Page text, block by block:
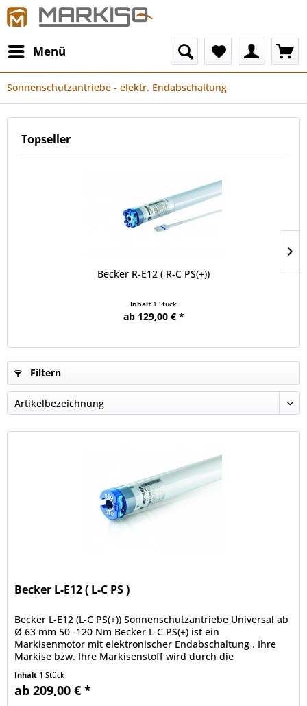
Menü
Sonnenschutzantriebe - elektr. Endabschaltung
Topseller
Becker R-E12 ( R-C PS(+))
Inhalt 1 Stück
ab 129,00 € *
Filtern
Becker L-E12 ( L-C PS )
Becker L-E12 (L-C PS(+)) Sonnenschutzantriebe Universal ab
Ø 63 mm 50 -120 Nm Becker L-C PS(+) ist ein
Markisenmotor mit elektronischer Endabschaltung . Ihre
Markise bzw. Ihre Markisenstoff wird durch die
Inhalt 1 Stück
ab 209,00 € *